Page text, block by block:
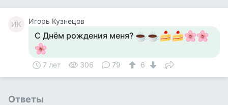
ИК Игорь Кузнецов
С Днём рождения меня?
7 лет 306 79 6
Ответы